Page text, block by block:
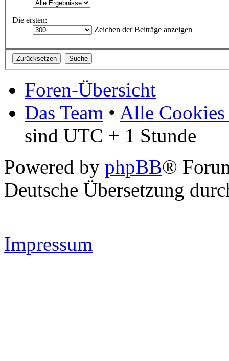
Die ersten:
Zeichen der Beiträge anzeigen
Foren-Übersicht
Das Team • Alle Cookies
sind UTC + 1 Stunde
Powered by phpBB®
Deutsche Übersetzung
Impressum